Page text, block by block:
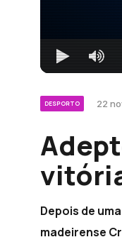
DESPORTO 22
Depois de
madeirense